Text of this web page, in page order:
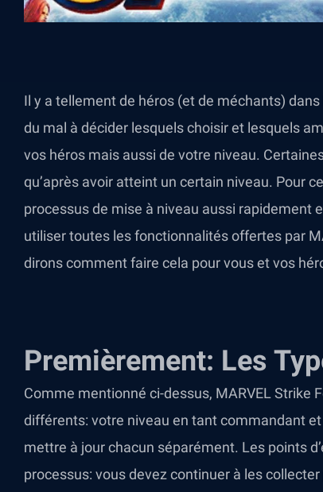
Il y a tellement de héros (et de méchants)
du mal à décider lesquels choisir et lesquels
vos héros mais aussi de votre niveau.
qu’après avoir atteint un certain niveau. Pour
processus de mise à niveau aussi rapidement
utiliser toutes les fonctionnalités offertes par
dirons comment faire cela pour vous et vos
Premièrement: Les
Comme mentionné ci-dessus, MARVEL Strike
différents: votre niveau en tant commandant
mettre à jour chacun séparément. Les points
processus: vous devez continuer à les